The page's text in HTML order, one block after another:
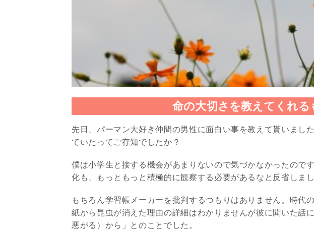
命の大切さを教えてくれる
先日、パーマン大好き仲間の男性に面白い事を教えて貰いまし
ていたってご存知でしたか？
僕は小学生と接する機会があまりないので気づかなかったので
化も、もっともっと積極的に観察する必要があるなと反省しまし
もちろん学習帳メーカーを批判するつもりはありません。時代
紙から昆虫が消えた理由の詳細はわかりませんが彼に聞いた話
悪がる）から」とのことでした。